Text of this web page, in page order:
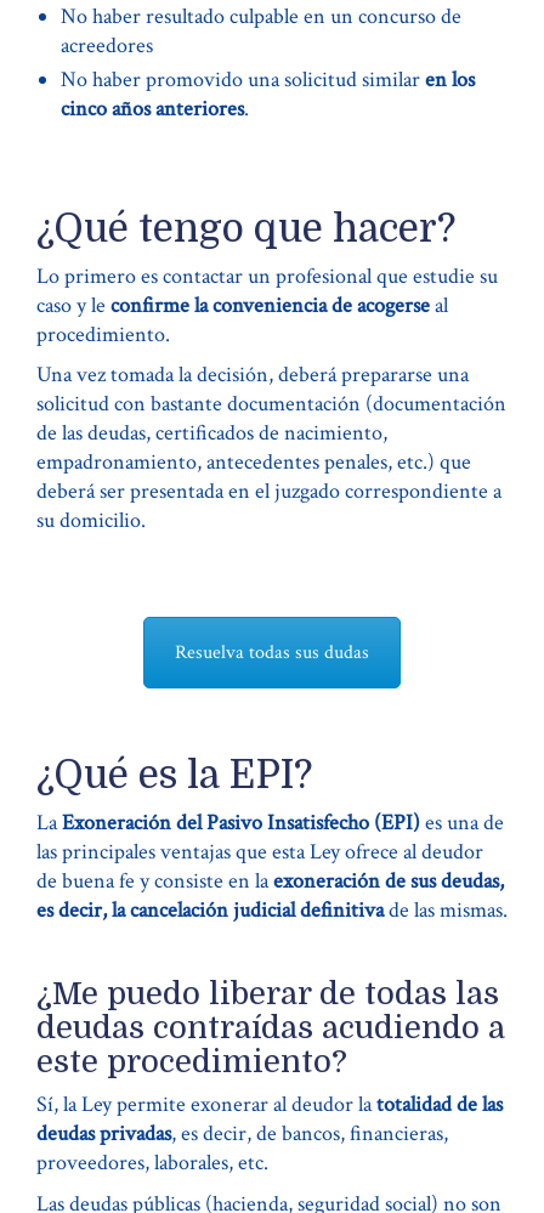
No haber resultado culpable en un concurso de
acreedores
No haber promovido una solicitud similaren los
cinco años anteriores.
¿Qué tengo que hacer?
Lo primero es contactar un profesional que estudie su
caso y le confirme la conveniencia de acogerseal
procedimiento.
Una vez tomada la decisión, deberá prepararse una
solicitud con bastante documentación (documentación
de las deudas, certificados de nacimiento,
empadronamiento, antecedentes penales, etc.) que
deberá ser presentada en el juzgado correspondiente a
su domicilio.
Resuelva todas sus dudas
¿Qué es la EPI?
LaExoneración del Pasivo Insatisfecho (EPI)es una de
las principales ventajas que esta Ley ofrece al deudor
de buena fe y consiste en laexoneración de sus deudas,
es decir, la cancelación judicial definitivade las mismas.
¿Me puedo liberar de todas las
deudas contraídas acudiendo a
este procedimiento?
Sí, la Ley permite exonerar al deudor latotalidad de las
deudas privadas, es decir, de bancos, financieras,
proveedores, laborales, etc.
Las deudas públicas (hacienda, seguridad social) no son